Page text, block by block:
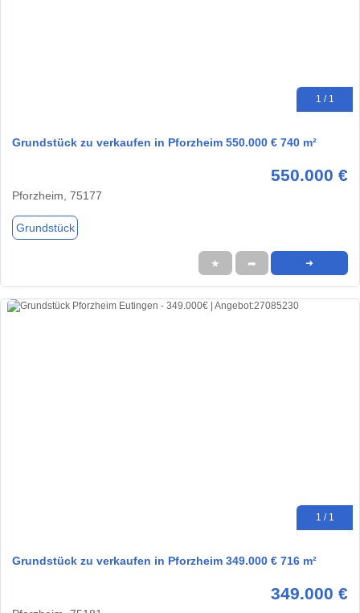
1 / 1
Grundstück zu verkaufen in Pforzheim 550.000 € 740 m²
550.000 €
Pforzheim, 75177
Grundstück
★ ➦ ➜
1 / 1
Grundstück zu verkaufen in Pforzheim 349.000 € 716 m²
349.000 €